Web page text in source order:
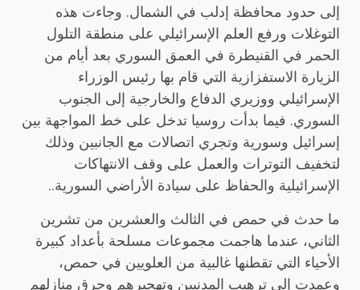
إلى حدود محافظة إدلب في الشمال. وجاءت هذه
التوغلات ورفع العلم الإسرائيلي على منطقة التلول
الحمر في القنيطرة في العمق السوري بعد أيام من
الزيارة الاستفزازية التي قام بها رئيس الوزراء
الإسرائيلي ووزيري الدفاع والخارجية إلى الجنوب
السوري. فيما بدأت روسيا تدخل على خط المواجهة بين
إسرائيل وسورية وتجري اتصالات مع الجانبين وذلك
لتخفيف التوترات والعمل على وقف الانتهاكات
الإسرائيلية والحفاظ على سيادة الأراضي السورية..
ما حدث في حمص في الثالث والعشرين من تشرين
الثاني، عندما هاجمت مجموعات مسلحة بأعداد كبيرة
الأحياء التي تقطنها غالبية من العلويين في حمص،
وعمدت إلى ترهيب المدنيين وتهجيرهم وحرق منازلهم